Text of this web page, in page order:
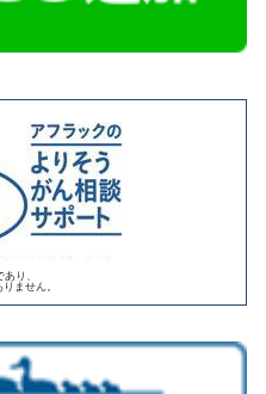
り、
ません。